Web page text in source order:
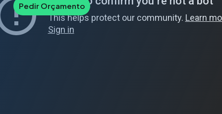
Pedir Orçamento